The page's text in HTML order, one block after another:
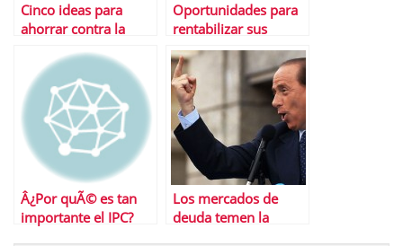
Cinco ideas para
ahorrar contra la
Oportunidades para
rentabilizar sus
ahorros
Â¿Por quÃ© es tan
importante el IPC?
Los mercados de
deuda temen la